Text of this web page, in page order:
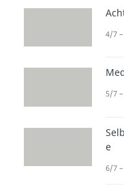
der
4/7
5/7
e
6/7